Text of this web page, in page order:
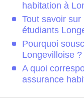
habitation à
Tout savoir
étudiants
Pourquoi
Longevilloise ?
A quoi
assurance